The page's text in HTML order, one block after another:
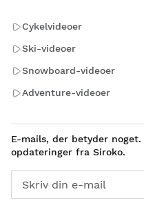
Cykelvideoer
Ski-videoer
Snowboard-videoer
Adventure-videoer
E-mails, der betyder
opdateringer fra Siroko.
Skriv din e-mail